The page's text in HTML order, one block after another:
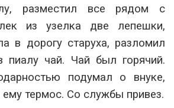
разместил все рядом с
из узелка две лепешки,
в дорогу старуха, разломил
пиалу чай. Чай был горячий.
подумал о внуке,
термос. Со службы привез.